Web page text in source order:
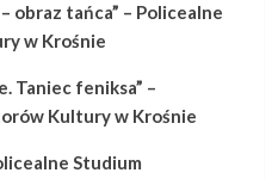
obraz tańca” – Policealne
w Krośnie
Taniec feniksa” –
Kultury w Krośnie
Studium